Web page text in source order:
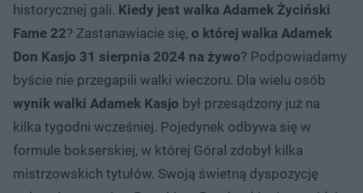
historycznej gali. Kiedy jest walka Adamek Życiński
Fame 22? Zastanawiacie się, o której walka Adamek
Don Kasjo 31 sierpnia 2024 na żywo? Podpowiadamy
byście nie przegapili walki wieczoru. Dla wielu osób
wynik walki Adamek Kasjo był przesądzony już na
kilka tygodni wcześniej. Pojedynek odbywa się w
formule bokserskiej, w której Góral zdobył kilka
mistrzowskich tytułów. Swoją świetną dyspozycję